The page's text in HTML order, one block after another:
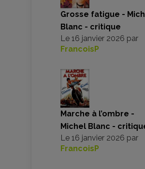
Grosse fatigue -
Blanc - critique
Le 16 janvier 2026 par
FrancoisP
Marche à l’ombre -
Michel Blanc -
Le 16 janvier 2026 par
FrancoisP